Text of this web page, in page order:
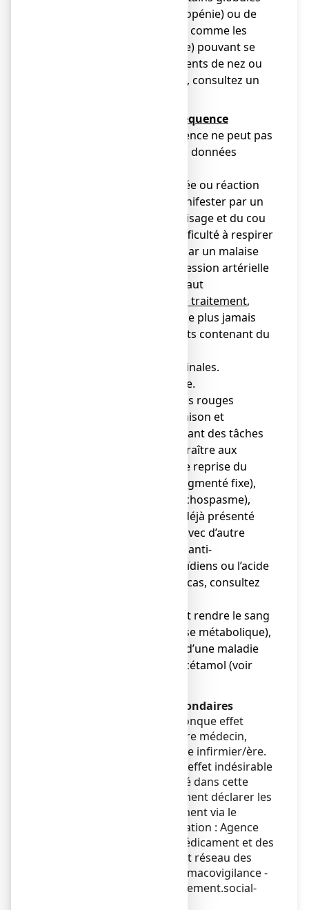
blancs (leucopénie, neutropénie) ou de
certaines cellules du sang comme les
plaquettes (thrombopénie) pouvant se
traduire par des saignements de nez ou
des gencives. Dans ce cas, consultez un
Effets indésirables à fréquence
: la fréquence ne peut pas
être estimée à partir des données
● éruption ou rougeur cutanée ou réaction
allergique pouvant se manifester par un
brusque gonflement du visage et du cou
pouvant entraîner une difficulté à respirer
(œdème de Quincke) ou par un malaise
brutal avec chute de la pression artérielle
(choc anaphylactique). Il faut
immédiatement arrêter le traitement,
avertir votre médecin et ne plus jamais
reprendre de médicaments contenant du
● diarrhées, douleurs abdominales.
● anomalie du bilan hépatique.
● éruption cutanée en plaques rouges
arrondies avec démangeaison et
sensation de brûlure laissant des tâches
colorées et pouvant apparaître aux
mêmes endroits en cas de reprise du
médicament (érythème pigmenté fixe),
difficulté à respirer (bronchospasme),
notamment si vous avez déjà présenté
des difficultés à respirer avec d’autre
médicaments tels que les anti-
inflammatoires non stéroïdiens ou l’acide
acétylsalicylique. Dans ce cas, consultez
● une affection grave qui peut rendre le sang
plus acide (appelée acidose métabolique),
chez les patients atteints d’une maladie
grave et utilisant du paracétamol (voir
Déclaration des effets secondaires
Si vous ressentez un quelconque effet
indésirable, parlez-en à votre médecin,
votre pharmacien ou à votre infirmier/ère.
Ceci s’applique aussi à tout effet indésirable
qui ne serait pas mentionné dans cette
notice. Vous pouvez également déclarer les
effets indésirables directement via le
système national de déclaration : Agence
nationale de sécurité du médicament et des
produits de santé (ANSM) et réseau des
Centres Régionaux de Pharmacovigilance -
https://signalement.social-